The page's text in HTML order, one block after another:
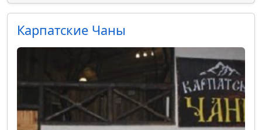
Карпатские Чаны